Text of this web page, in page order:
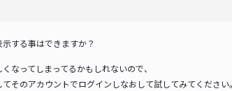
する事はできますか？
なってしまってるかもしれないので、
そのアカウントでログインしなおして試してみてください。